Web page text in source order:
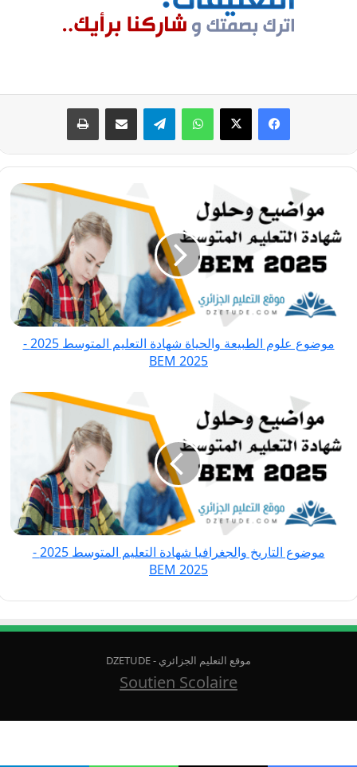
فيسبوك
‫X واتسابتيلقراممشاركة عبر البريد طباعة
موضوع
علوم
الطبيعة
والحياة
شهادة
المتوسط
موضوع علوم الطبيعة والحياة شهادة التعليم المتوسط 2025 -
BEM 2025
موضوع
التاريخ
والجغرافيا
شهادة
التعليم
المتوسط
2025
BEM
موضوع التاريخ والجغرافيا شهادة التعليم المتوسط 2025 -
BEM 2025
موقع التعليم الجزائري - DZETUDE
Soutien Scolaire